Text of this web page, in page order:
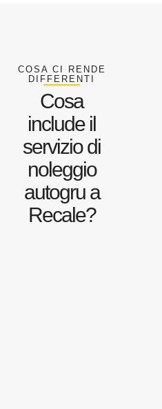
COSA CI RENDE
DIFFERENTI
Cosa
include il
servizio di
noleggio
autogru a
Recale?